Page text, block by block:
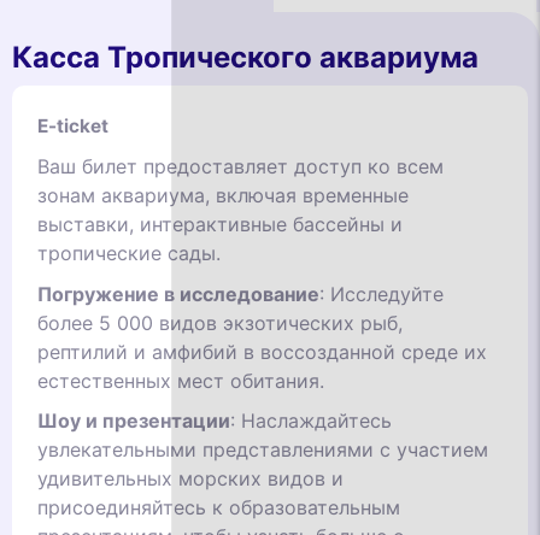
Касса Тропического аквариума
E-ticket
Ваш билет предоставляет доступ ко всем
зонам аквариума, включая временные
выставки, интерактивные бассейны и
тропические сады.
Погружение в исследование: Исследуйте
более 5 000 видов экзотических рыб,
рептилий и амфибий в воссозданной среде их
естественных мест обитания.
Шоу и презентации: Наслаждайтесь
увлекательными представлениями с участием
удивительных морских видов и
присоединяйтесь к образовательным